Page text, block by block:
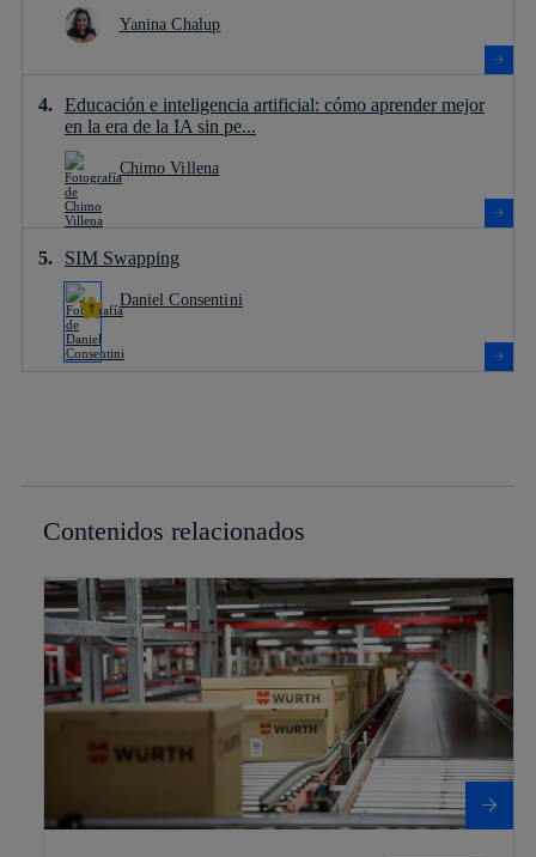
Yanina Chalup
Educación e inteligencia artificial: cómo aprender mejor
en la era de la IA sin pe...
Chimo Villena
SIM Swapping
Daniel Consentini
Contenidos relacionados